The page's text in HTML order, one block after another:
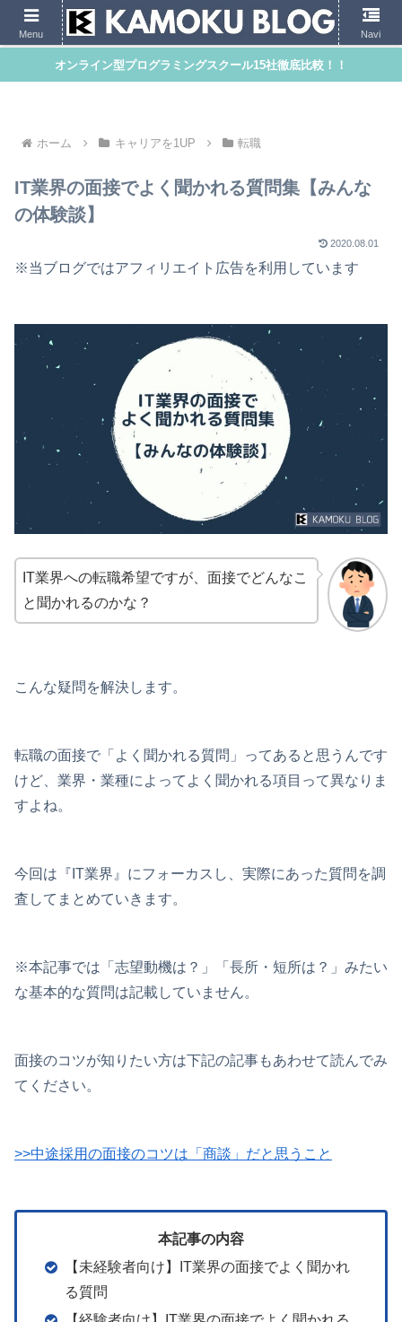
オンライン型プログラミングスクール15社徹底比較！！
ホーム キャリアを1UP 転職
IT業界の面接でよく聞かれる質問集【みんな
の体験談】
2020.08.01
※当ブログではアフィリエイト広告を利用しています
IT業界への転職希望ですが、面接でどんなこ
と聞かれるのかな？
こんな疑問を解決します。
転職の面接で「よく聞かれる質問」ってあると思うんです
けど、業界・業種によってよく聞かれる項目って異なりま
すよね。
今回は『IT業界』にフォーカスし、実際にあった質問を調
査してまとめていきます。
※本記事では「志望動機は？」「長所・短所は？」みたい
な基本的な質問は記載していません。
面接のコツが知りたい方は下記の記事もあわせて読んでみ
てください。
>>中途採用の面接のコツは「商談」だと思うこと
本記事の内容
【未経験者向け】IT業界の面接でよく聞かれ
る質問
Menu Navi